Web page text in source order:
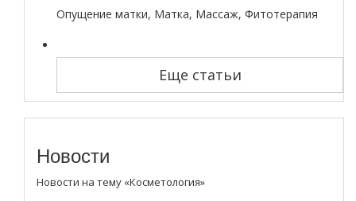
Опущение матки, Матка, Массаж, Фитотерапия
Еще статьи
Новости
Новости на тему «Косметология»